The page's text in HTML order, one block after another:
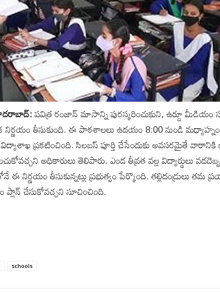
పవిత్ర రంజాన్ మాసాన్ని పురస్కరించుకుని, ఉర్దూ
నిర్ణయం తీసుకుంది. ఈ పాఠశాలలు ఉదయం 8:00 నుండి
ప్రకటించింది. సిలబస్ పూర్తి చేసేందుకు అవసరమైతే
అధికారులు తెలిపారు. ఎండ తీవ్రత వల్ల విద్యార్థులు
నిర్ణయం తీసుకున్నట్లు ప్రభుత్వం పేర్కొంది. తల్లిదండ్రులు తమ
ప్లాన్ చేసుకోవచ్చని సూచించింది.
schools